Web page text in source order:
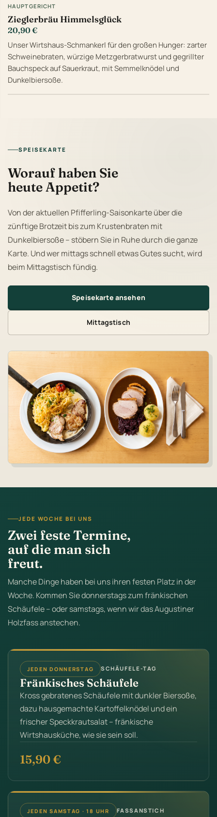
HAUPTGERICHT
Zieglerbräu Himmelsglück
20,90 €
Unser Wirtshaus-Schmankerl für den großen Hunger: zarter
Schweinebraten, würzige Metzgerbratwurst und gegrillter
Bauchspeck auf Sauerkraut, mit Semmelknödel und
Dunkelbiersoße.
SPEISEKARTE
Worauf haben Sie
heute Appetit?
Von der aktuellen Pfifferling-Saisonkarte über die
zünftige Brotzeit bis zum Krustenbraten mit
Dunkelbiersoße – stöbern Sie in Ruhe durch die ganze
Karte. Und wer mittags schnell etwas Gutes sucht, wird
beim Mittagstisch fündig.
Speisekarte ansehen
Mittagstisch
JEDE WOCHE BEI UNS
Zwei feste Termine,
auf die man sich
freut.
Manche Dinge haben bei uns ihren festen Platz in der
Woche. Kommen Sie donnerstags zum fränkischen
Schäufele – oder samstags, wenn wir das Augustiner
Holzfass anstechen.
JEDEN DONNERSTAG SCHÄUFELE-TAG
Fränkisches Schäufele
Kross gebratenes Schäufele mit dunkler Biersoße,
dazu hausgemachte Kartoffelknödel und ein
frischer Speckkrautsalat – fränkische
Wirtshausküche, wie sie sein soll.
15,90 €
JEDEN SAMSTAG · 18 UHR FASSANSTICH